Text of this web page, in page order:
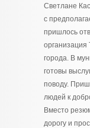
Светлане
с
пришлось
организация
города. В
готовы
поводу.
людей к
Вместо
дорогу и